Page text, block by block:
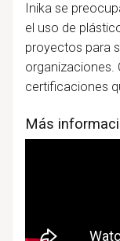
Inika se
el uso de
proyectos para
organizaciones.
certificaciones
Más